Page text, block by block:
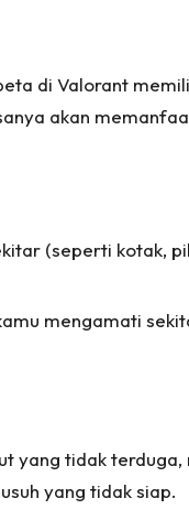
di Valorant
akan
(seperti kotak,
mengamati
yang tidak
yang tidak siap.